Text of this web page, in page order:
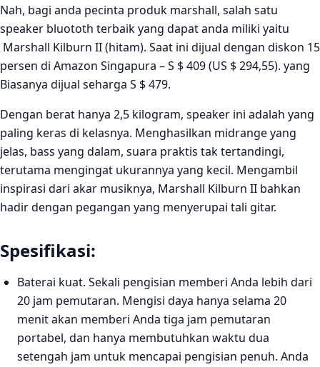
Nah, bagi anda pecinta produk marshall, salah satu
speaker bluototh terbaik yang dapat anda miliki yaitu
Marshall Kilburn II (hitam). Saat ini dijual dengan diskon 15
persen di Amazon Singapura – S $ 409 (US $ 294,55). yang
Biasanya dijual seharga S $ 479.
Dengan berat hanya 2,5 kilogram, speaker ini adalah yang
paling keras di kelasnya. Menghasilkan midrange yang
jelas, bass yang dalam, suara praktis tak tertandingi,
terutama mengingat ukurannya yang kecil. Mengambil
inspirasi dari akar musiknya, Marshall Kilburn II bahkan
hadir dengan pegangan yang menyerupai tali gitar.
Spesifikasi:
Baterai kuat. Sekali pengisian memberi Anda lebih dari
20 jam pemutaran. Mengisi daya hanya selama 20
menit akan memberi Anda tiga jam pemutaran
portabel, dan hanya membutuhkan waktu dua
setengah jam untuk mencapai pengisian penuh. Anda